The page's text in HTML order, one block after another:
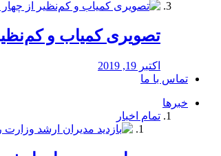
️تصویری کمیاب و کم‌نظیر
اکتبر 19, 2019
تماس با ما
خبرها
تمام اخبار